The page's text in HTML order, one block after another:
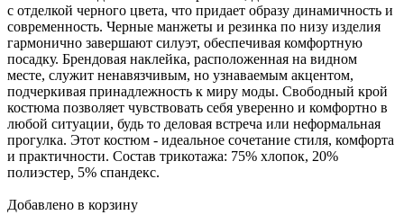
с отделкой черного цвета, что придает образу динамичность и
современность. Черные манжеты и резинка по низу изделия
гармонично завершают силуэт, обеспечивая комфортную
посадку. Брендовая наклейка, расположенная на видном
месте, служит ненавязчивым, но узнаваемым акцентом,
подчеркивая принадлежность к миру моды. Свободный крой
костюма позволяет чувствовать себя уверенно и комфортно в
любой ситуации, будь то деловая встреча или неформальная
прогулка. Этот костюм - идеальное сочетание стиля, комфорта
и практичности. Состав трикотажа: 75% хлопок, 20%
полиэстер, 5% спандекс.
Добавлено в корзину